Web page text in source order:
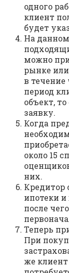
одного
клиент
будет
На
можно
рынке
в течение
период
объект,
заявку.
Когда
около 15
них.
Кредитор
ипотеки и
после
Теперь
При
же